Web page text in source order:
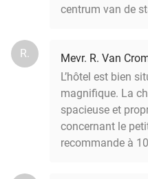
centrum van de
R.
Mevr. R. Van
L’hôtel est bien
magnifique. La
spacieuse et
concernant le
recommande à